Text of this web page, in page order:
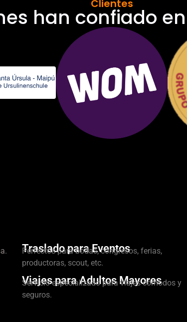
Clientes
han confiado
Traslado para Eventos
Perfectos para bodas, congresos, ferias,
productoras, scout, etc.
Viajes para Adultos Mayores
Servicio especializado para viajes cómodos y
seguros.